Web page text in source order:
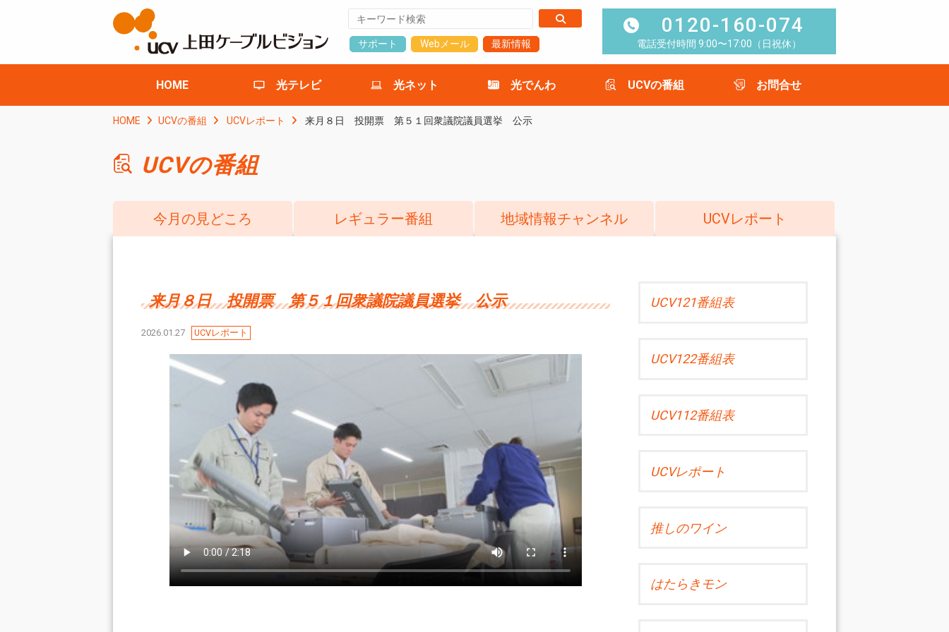
サポート Webメール 最新情報
0120-160-074
電話受付時間 9:00〜17:00（日祝休）
HOME 光テレビ 光ネット 光でんわ UCVの番組 お問合せ
HOME UCVの番組 UCVレポート 来月８日 投開票 第５１回衆議院議員選挙 公示
UCVの番組
今月の見どころ レギュラー番組 地域情報チャンネル UCVレポート
来月８日 投開票 第５１回衆議院議員選挙 公示
2026.01.27 UCVレポート
UCV121番組表
UCV122番組表
UCV112番組表
UCVレポート
推しのワイン
はたらきモン